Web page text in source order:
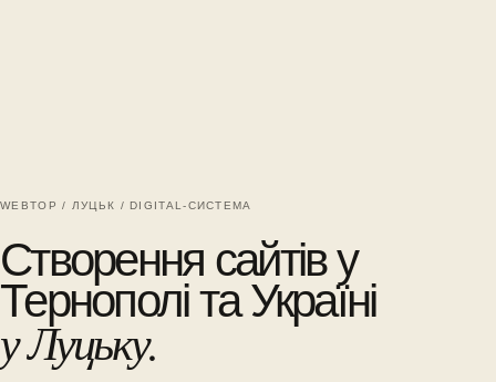
WEBTOP / ЛУЦЬК / DIGITAL-СИСТЕМА
Створення сайтів у
Тернополі та Україні
у Луцьку.